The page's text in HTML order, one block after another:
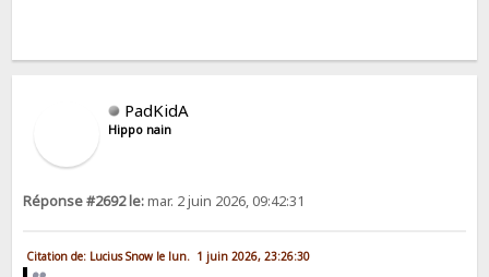
PadKidA
Hippo nain
Réponse #2692 le:mar. 2 juin 2026, 09:42:31
Citation de: Lucius Snow le lun. 1 juin 2026, 23:26:30